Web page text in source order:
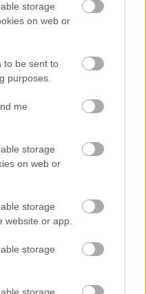
storage
on web or
to be sent to
purposes.
me
storage
on web or
storage
website or app.
storage
ÜNNEPE
id/7871666